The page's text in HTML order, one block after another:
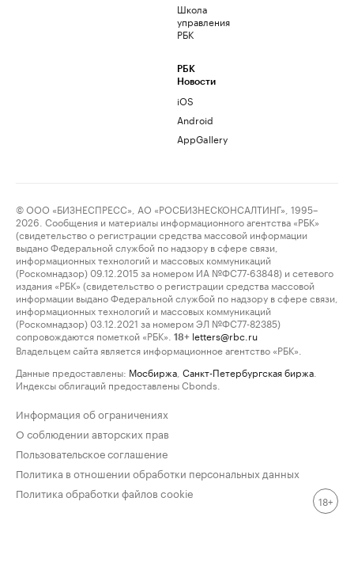
Школа
управления
РБК
РБК
Новости
iOS
Android
AppGallery
© ООО «БИЗНЕСПРЕСС», АО «РОСБИЗНЕСКОНСАЛТИНГ», 1995–
2026. Сообщения и материалы информационного агентства «РБК»
(свидетельство о регистрации средства массовой информации
выдано Федеральной службой по надзору в сфере связи,
информационных технологий и массовых коммуникаций
(Роскомнадзор) 09.12.2015 за номером ИА №ФС77-63848) и сетевого
издания «РБК» (свидетельство о регистрации средства массовой
информации выдано Федеральной службой по надзору в сфере связи,
информационных технологий и массовых коммуникаций
(Роскомнадзор) 03.12.2021 за номером ЭЛ №ФС77-82385)
сопровождаются пометкой «РБК».
18+ letters@rbc.ru
Владельцем сайта является информационное агентство «РБК».
Данные предоставлены: Мосбиржа Санкт-Петербургская биржа
Индексы облигаций предоставлены Cbonds.
Информация об ограничениях
О соблюдении авторских прав
Пользовательское соглашение
Политика в отношении обработки персональных данных
Политика обработки файлов cookie
18+